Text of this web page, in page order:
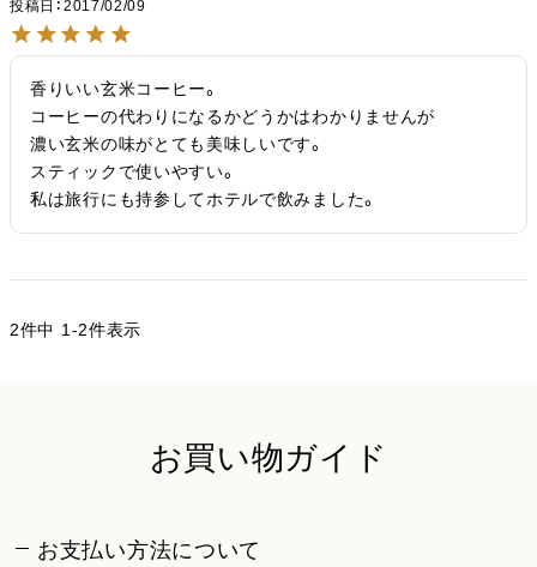
投稿日
2017/02/09
香りいい玄米コーヒー。
コーヒーの代わりになるかどうかはわかりませんが
濃い玄米の味がとても美味しいです。
スティックで使いやすい。
私は旅行にも持参してホテルで飲みました。
2件中 1-2件表示
お買い物ガイド
お支払い方法について